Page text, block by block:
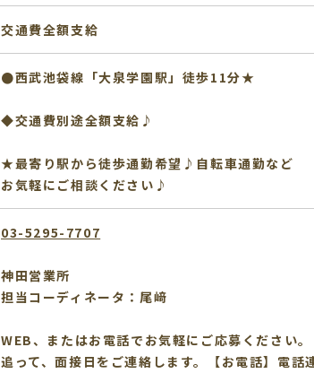
交通費全額支給
●西武池袋線「大泉学園駅」徒歩11分★
◆交通費別途全額支給♪
★最寄り駅から徒歩通勤希望♪自転車通勤など
お気軽にご相談ください♪
03-5295-7707
神田営業所
担当コーディネータ：尾﨑
WEB、またはお電話でお気軽にご応募ください
追って、面接日をご連絡します。【お電話】電話